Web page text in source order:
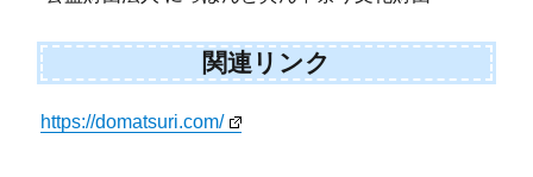
関連リンク
https://domatsuri.com/